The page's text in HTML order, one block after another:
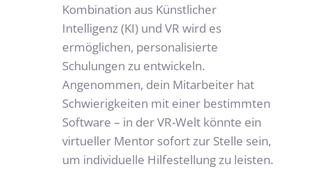
Kombination aus Künstlicher
Intelligenz (KI) und VR wird es
ermöglichen, personalisierte
Schulungen zu entwickeln.
Angenommen, dein Mitarbeiter hat
Schwierigkeiten mit einer bestimmten
Software – in der VR-Welt könnte ein
virtueller Mentor sofort zur Stelle sein,
um individuelle Hilfestellung zu leisten.